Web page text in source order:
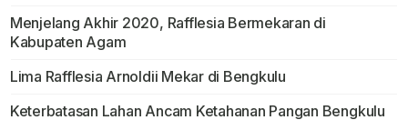
Menjelang Akhir 2020, Rafflesia Bermekaran di
Kabupaten Agam
Lima Rafflesia Arnoldii Mekar di Bengkulu
Keterbatasan Lahan Ancam Ketahanan Pangan Bengkulu